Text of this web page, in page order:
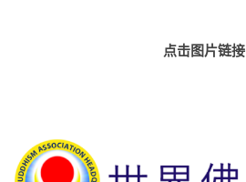
点击图片链接